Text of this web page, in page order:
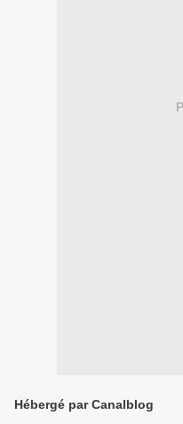
Hébergé par Canalblog